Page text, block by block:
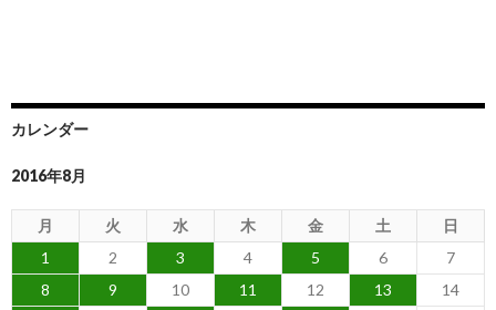
カレンダー
2016年8月
月 火 水 木 金 土
日
1
2 3 4 5 6
7
8
9 10 11 12 13
14